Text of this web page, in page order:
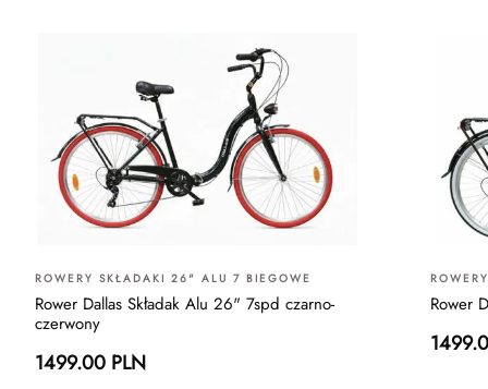
ROWERY SKŁADAKI 26" ALU 7 BIEGOWE
Rower Dallas Składak Alu 26" 7spd czarno-
czerwony
1499.00 PLN
Rower